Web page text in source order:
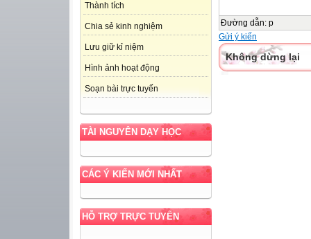
Thành tích
Chia sẻ kinh nghiệm
Lưu giữ kỉ niệm
Hình ảnh hoạt động
Soạn bài trực tuyến
TÀI NGUYÊN DẠY HỌC
CÁC Ý KIẾN MỚI NHẤT
HỖ TRỢ TRỰC TUYẾN
Đường dẫn: p
Gửi ý kiến
Không dừng lại